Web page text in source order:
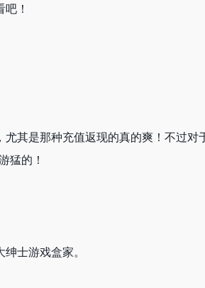
！
其是那种充值返现的真的爽！不过
猛的！
士游戏盒家。